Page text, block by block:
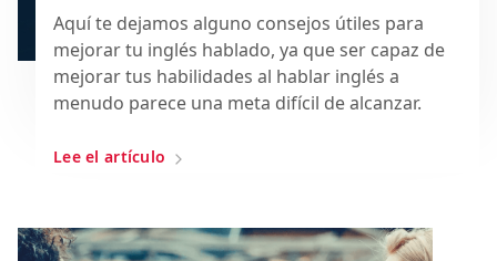
Aquí te dejamos alguno consejos útiles para
mejorar tu inglés hablado, ya que ser capaz de
mejorar tus habilidades al hablar inglés a
menudo parece una meta difícil de alcanzar.
Lee el artículo